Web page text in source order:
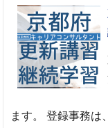
ます。 登録事務は